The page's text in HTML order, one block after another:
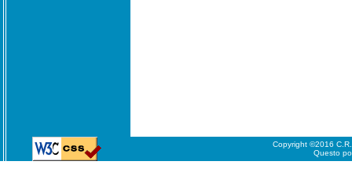
Copyright ©2016
Questo